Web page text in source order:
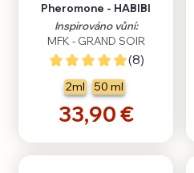
Pheromone - HABIBI
Inspirováno vůní:
MFK - GRAND SOIR
(8)
2ml 50 ml
33,90 €